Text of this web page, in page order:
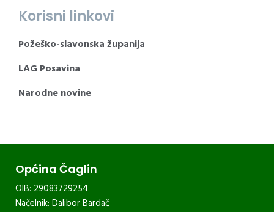
Korisni linkovi
Požeško-slavonska županija
LAG Posavina
Narodne novine
Općina Čaglin
OIB: 29083729254
Načelnik: Dalibor Bardač